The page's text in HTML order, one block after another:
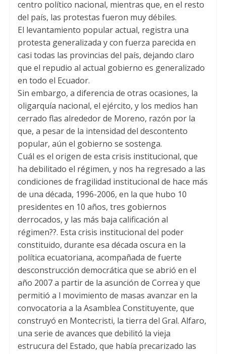
centro político nacional, mientras que, en el resto
del país, las protestas fueron muy débiles.
El levantamiento popular actual, registra una
protesta generalizada y con fuerza parecida en
casi todas las provincias del país, dejando claro
que el repudio al actual gobierno es generalizado
en todo el Ecuador.
Sin embargo, a diferencia de otras ocasiones, la
oligarquía nacional, el ejército, y los medios han
cerrado flas alrededor de Moreno, razón por la
que, a pesar de la intensidad del descontento
popular, aún el gobierno se sostenga.
Cuál es el origen de esta crisis institucional, que
ha debilitado el régimen, y nos ha regresado a las
condiciones de fragilidad institucional de hace más
de una década, 1996-2006, en la que hubo 10
presidentes en 10 años, tres gobiernos
derrocados, y las más baja calificación al
régimen??. Esta crisis institucional del poder
constituido, durante esa década oscura en la
política ecuatoriana, acompañada de fuerte
desconstrucción democrática que se abrió en el
año 2007 a partir de la asunción de Correa y que
permitió a l movimiento de masas avanzar en la
convocatoria a la Asamblea Constituyente, que
construyó en Montecristi, la tierra del Gral. Alfaro,
una serie de avances que debilitó la vieja
estrucura del Estado, que había precarizado las